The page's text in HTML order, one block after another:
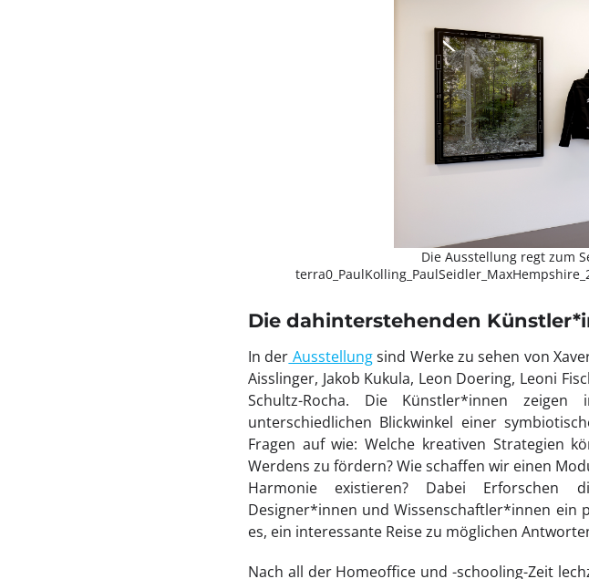
Die Ausstellung regt zum
Die dahinterstehenden
In der Ausstellungsind Werke zu sehen von
Aisslinger, Jakob Kukula, Leon Doering, Leoni
Schultz-Rocha. Die Künstler*innen
unterschiedlichen Blickwinkel einer
Fragen auf wie: Welche kreativen Strategien
Werdens zu fördern? Wie schaffen wir einen
Harmonie existieren? Dabei Erforschen
Designer*innen und Wissenschaftler*innen ein
es, ein interessante Reise zu möglichen
Nach all der Homeoffice und -schooling-Zeit